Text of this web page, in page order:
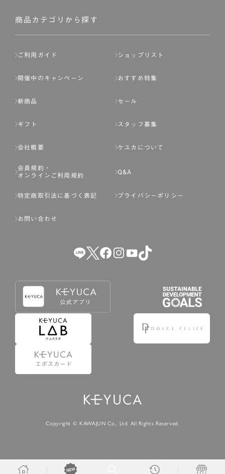
商品カテゴリから探す
ご利用ガイド ショップリスト
開催中のキャンペーン おすすめ特集
新商品 セール
ギフト スタッフ募集
会社概要 ケユカについて
会員規約・
オンラインご利用規約
Q&A
特定商取引法に基づく表記 プライバシーポリシー
お問い合わせ
Copyright © KAWAJUN Co., Ltd. All Rights Reserved.